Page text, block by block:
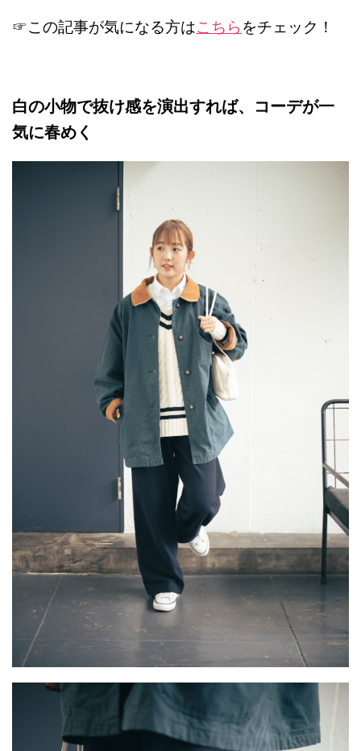
☞この記事が気になる方はこちらをチェック！
白の小物で抜け感を演出すれば、コーデが一
気に春めく